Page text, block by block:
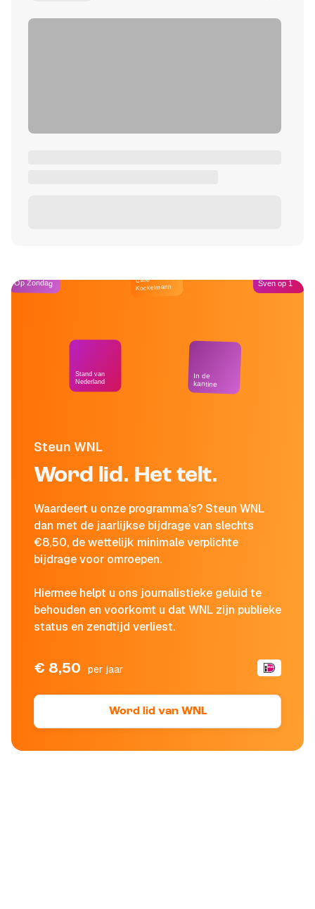
Steun WNL
Word lid. Het telt.
Waardeert u onze programma's? Steun WNL
dan met de jaarlijkse bijdrage van slechts
€8,50, de wettelijk minimale verplichte
bijdrage voor omroepen.
Hiermee helpt u ons journalistieke geluid te
behouden en voorkomt u dat WNL zijn publieke
status en zendtijd verliest.
€ 8,50 per jaar
Word lid van WNL
Op Zondag
Stand van
Nederland
Café
Kockelmann
In de
kantine
Sven op 1